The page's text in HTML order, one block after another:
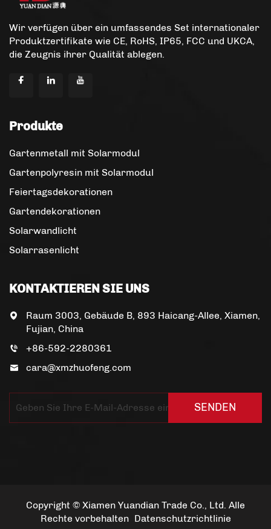
Wir verfügen über ein umfassendes Set internationaler
Produktzertifikate wie CE, RoHS, IP65, FCC und UKCA,
die Zeugnis ihrer Qualität ablegen.
Produkte
Gartenmetall mit Solarmodul
Gartenpolyresin mit Solarmodul
Feiertagsdekorationen
Gartendekorationen
Solarwandlicht
Solarrasenlicht
KONTAKTIEREN SIE UNS
Raum 3003, Gebäude B, 893 Haicang-Allee, Xiamen,
Fujian, China
+86-592-2280361
cara@xmzhuofeng.com
SENDEN
Copyright © Xiamen Yuandian Trade Co., Ltd. Alle
Rechte vorbehalten Datenschutzrichtlinie